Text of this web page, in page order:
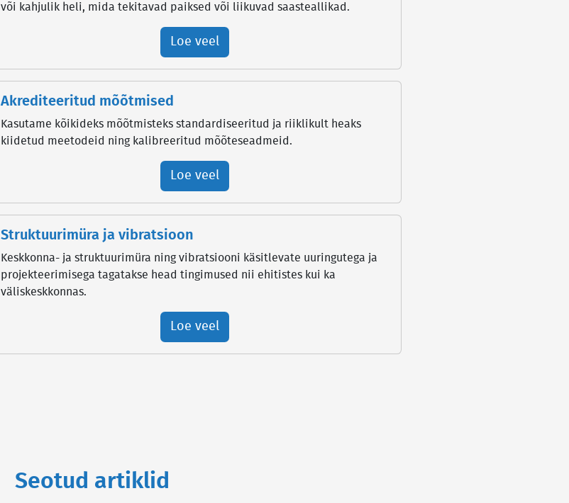
või kahjulik heli, mida tekitavad paiksed või liikuvad saasteallikad.
Loe veel
Akrediteeritud mõõtmised
Kasutame kõikideks mõõtmisteks standardiseeritud ja riiklikult heaks
kiidetud meetodeid ning kalibreeritud mõõteseadmeid.
Loe veel
Struktuurimüra ja vibratsioon
Keskkonna- ja struktuurimüra ning vibratsiooni käsitlevate uuringutega ja
projekteerimisega tagatakse head tingimused nii ehitistes kui ka
väliskeskkonnas.
Loe veel
Seotud artiklid